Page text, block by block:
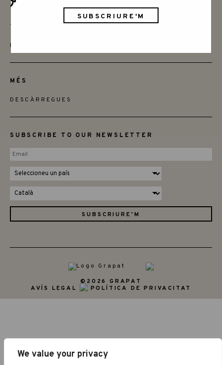
We value your privacy
VOLS SER MINORISTA
TROBA LES BOTIGUES
DISTRIBUÏDORS
MÉS
DESCÀRREGUES
SUBSCRIBE TO OUR NEWSLETTER
©2026 GRAPAT
AVÍS LEGAL
POLÍTICA DE PRIVACITAT